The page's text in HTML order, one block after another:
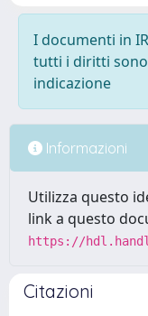
I documenti in
tutti i diritti
indicazione
Informazioni
Utilizza questo
link a questo
https://
Citazioni